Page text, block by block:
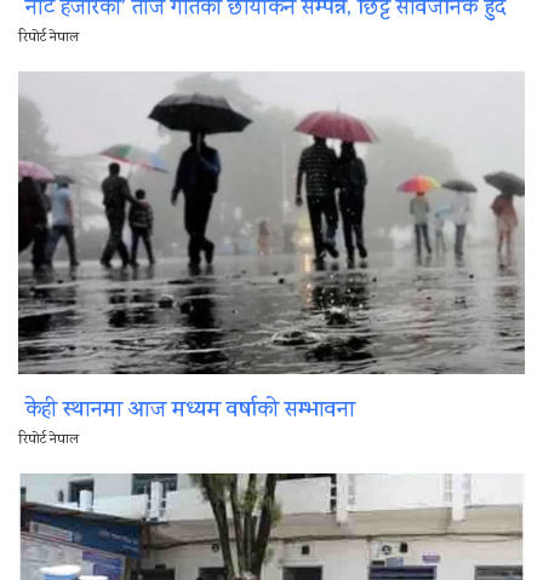
नोट हजारको’ तीज गीतको छायांकन सम्पन्न, छिट्टै सार्वजनिक हुँदै
रिपोर्ट नेपाल
केही स्थानमा आज मध्यम वर्षाको सम्भावना
रिपोर्ट नेपाल